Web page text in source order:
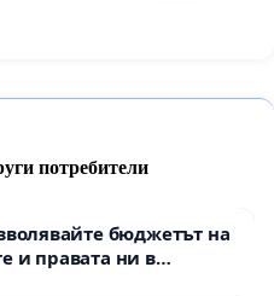
потребители
бюджетът на
и правата ни в